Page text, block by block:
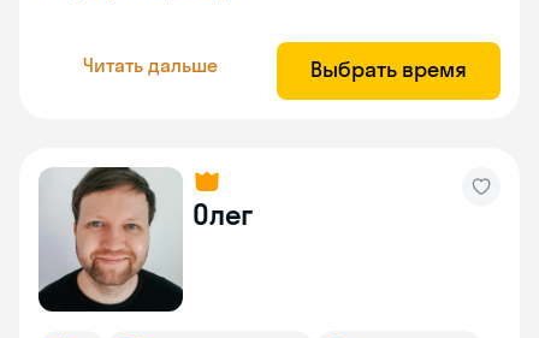
Читать дальше Выбрать время
Олег